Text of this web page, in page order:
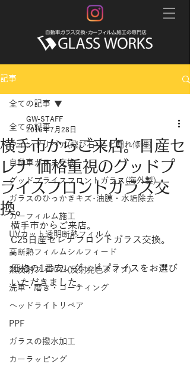
記事
全ての記事
ウインドリペア(飛び石･ヒビ割れ修理)
自動車ガラス交換
グッドプライスフロントガラス(海外製)
ガラスのひっかきキズ･油膜・水垢除去
カーフィルム施工
UVカット透明断熱フィルム
高断熱フィルムシルフィード
熱反射フィルム(反射発色タイプ)
洗車・磨き・コーティング
ヘッドライトリペア
PPF
ガラスの撥水加工
カーラッピング
全ての記事
横手市からご来店。日産セ
レナ 価格重視のグッドプ
ライスフロントガラス交
換。
GW-STAFF
2016年7月28日
横手市からご来店。
C25日産セレナフロントガラス交換。
価格の1番安いグッドプライスをお選び
いただきました。